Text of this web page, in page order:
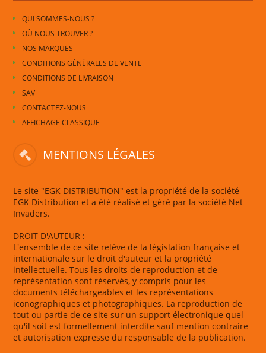
QUI SOMMES-NOUS ?
OÙ NOUS TROUVER ?
NOS MARQUES
CONDITIONS GÉNÉRALES DE VENTE
CONDITIONS DE LIVRAISON
SAV
CONTACTEZ-NOUS
AFFICHAGE CLASSIQUE
MENTIONS LÉGALES
Le site "EGK DISTRIBUTION" est la propriété de la société
EGK Distribution et a été réalisé et géré par la société Net
Invaders.
DROIT D'AUTEUR :
L'ensemble de ce site relève de la législation française et
internationale sur le droit d'auteur et la propriété
intellectuelle. Tous les droits de reproduction et de
représentation sont réservés, y compris pour les
documents téléchargeables et les représentations
iconographiques et photographiques. La reproduction de
tout ou partie de ce site sur un support électronique quel
qu'il soit est formellement interdite sauf mention contraire
et autorisation expresse du responsable de la publication.